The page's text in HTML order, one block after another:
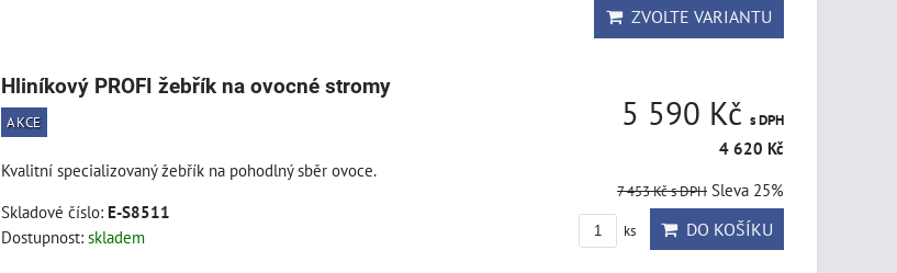
ZVOLTE VARIANTU
Hliníkový PROFI žebřík na ovocné stromy
AKCE
Kvalitní specializovaný žebřík na pohodlný sběr ovoce.
Skladové číslo: E-S8511
Dostupnost: skladem
5 590 Kč s DPH
4 620 Kč
7 453 Kčs DPH Sleva 25%
ks DO KOŠÍKU